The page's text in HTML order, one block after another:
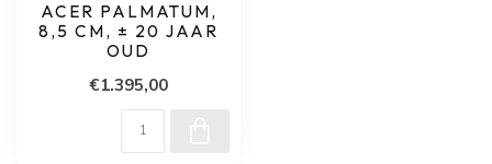
ACER PALMATUM,
8,5 CM, ± 20 JAAR
OUD
€1.395,00